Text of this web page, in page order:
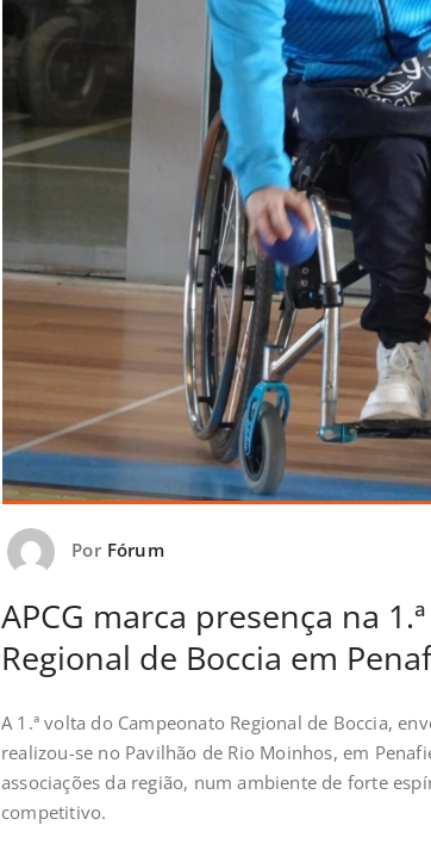
Por Fórum
APCG marca presença na
Regional de Boccia em
A 1.ª volta do Campeonato Regional de Boccia,
realizou-se no Pavilhão de Rio Moinhos, em
associações da região, num ambiente de forte
competitivo.